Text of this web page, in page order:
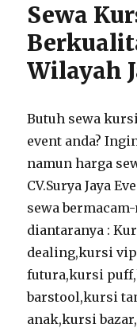
Sewa
Wilayah
Butuh sewa
event anda?
namun harga
CV.Surya Jaya
sewa
diantaranya :
dealing,kursi
futura,kursi
barstool,kursi
anak,kursi